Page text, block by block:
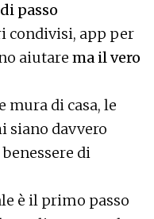
passo
condivisi, app per
aiutare ma il vero
mura di casa, le
siano davvero
di
è il primo passo